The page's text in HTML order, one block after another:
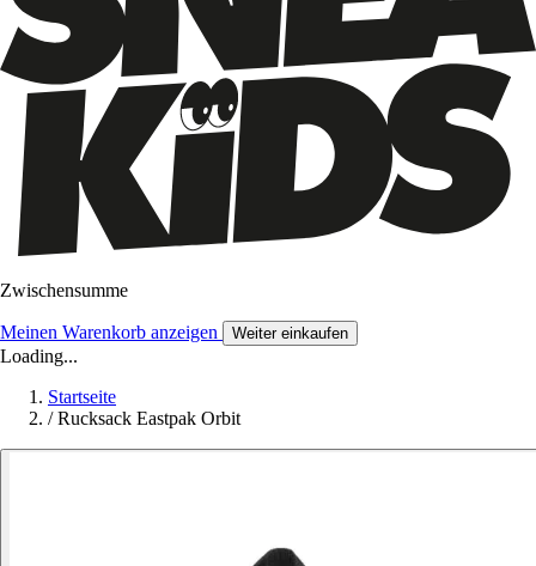
Zwischensumme
Meinen Warenkorb anzeigen Weiter einkaufen
Loading...
Startseite
/ Rucksack Eastpak Orbit